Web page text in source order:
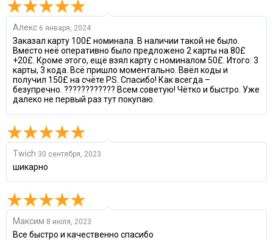
Алекс 6 января, 2024
Заказал карту 100£ номинала. В наличии такой не было.
Вместо неё оперативно было предложено 2 карты на 80£
+20£. Кроме этого, ещё взял карту с номиналом 50£. Итого: 3
карты, 3 кода. Всё пришло моментально. Ввёл коды и
получил 150£ на счёте PS. Спасибо! Как всегда –
безупречно. ???????????? Всем советую! Чётко и быстро. Уже
далеко не первый раз тут покупаю.
Twich 30 сентября, 2023
шикарно
Максим 8 июля, 2023
Все быстро и качественно спасибо